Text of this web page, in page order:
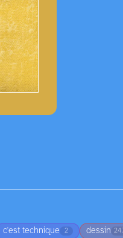
c'est technique 2 dessin